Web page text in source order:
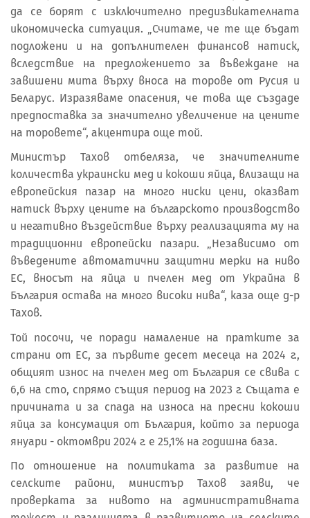
да се борят с изключително предизвикателната
икономическа ситуация. „Считаме, че те ще бъдат
подложени и на допълнителен финансов натиск,
вследствие на предложението за въвеждане на
завишени мита върху вноса на торове от Русия и
Беларус. Изразяваме опасения, че това ще създаде
предпоставка за значително увеличение на цените
на торовете“, акцентира още той.
Министър Тахов отбеляза, че значителните
количества украински мед и кокоши яйца, влизащи на
европейския пазар на много ниски цени, оказват
натиск върху цените на българското производство
и негативно въздействие върху реализацията му на
традиционни европейски пазари. „Независимо от
въведените автоматични защитни мерки на ниво
ЕС, вносът на яйца и пчелен мед от Украйна в
България остава на много високи нива“, каза още д-р
Тахов.
Той посочи, че поради намаление на пратките за
страни от ЕС, за първите десет месеца на 2024 г.,
общият износ на пчелен мед от България се свива с
6,6 на сто, спрямо същия период на 2023 г. Същата е
причината и за спада на износа на пресни кокоши
яйца за консумация от България, който за периода
януари - октомври 2024 г. е 25,1% на годишна база.
По отношение на политиката за развитие на
селските райони, министър Тахов заяви, че
проверката за нивото на административната